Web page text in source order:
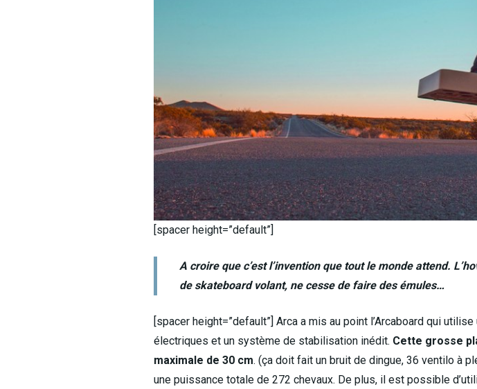
[spacer height=”default”]
A croire que c’est l’invention que tout le monde attend.
de skateboard volant, ne cesse de faire des émules…
[spacer height=”default”] Arca a mis au point l’Arcaboard qui
électriques et un système de stabilisation inédit. Cette grosse
maximale de 30 cm. (ça doit fait un bruit de dingue, 36 ventilo à
une puissance totale de 272 chevaux. De plus, il est possible